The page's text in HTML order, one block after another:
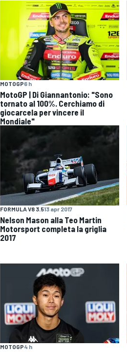
MOTOGP6 h
MotoGP | Di Giannantonio: "Sono
tornato al 100%. Cerchiamo di
giocarcela per vincere il
Mondiale"
FORMULA V8 3.513 apr 2017
Nelson Mason alla Teo Martin
Motorsport completa la griglia
2017
MOTOGP4 h